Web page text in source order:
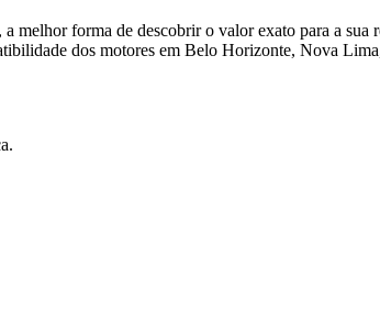
melhor forma de descobrir o valor exato para a
dos motores em Belo Horizonte, Nova